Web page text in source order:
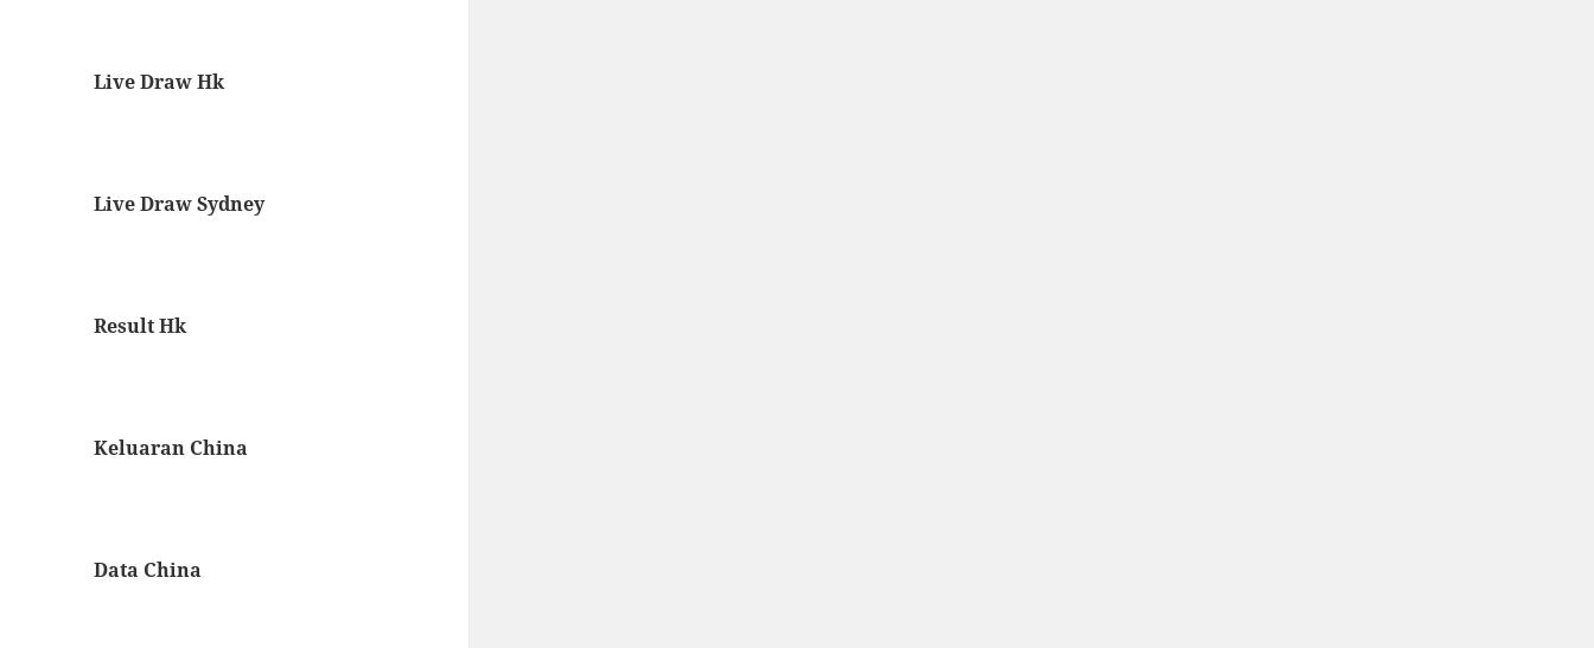
Live Draw Hk
Live Draw Sydney
Result Hk
Keluaran China
Data China